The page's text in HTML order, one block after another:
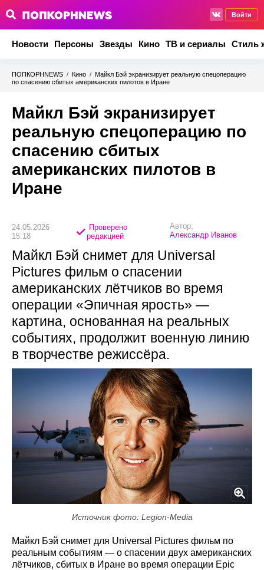
Войти
Новости Персоны Звезды Кино ТВ и сериалы Стиль
ПОПКОРНNEWS / Кино / Майкл Бэй экранизирует реальную спецоперацию
по спасению сбитых американских пилотов в Иране
Майкл Бэй экранизирует
реальную спецоперацию по
спасению сбитых
американских пилотов в
Иране
24.05.2026
15:18
Проверено
редакцией
Автор:
Александр Иванов
Майкл Бэй снимет для Universal
Pictures фильм о спасении
американских лётчиков во время
операции «Эпичная ярость» —
картина, основанная на реальных
событиях, продолжит военную линию
в творчестве режиссёра.
Источник фото: Legion-Media
Майкл Бэй снимет для Universal Pictures фильм по
реальным событиям — о спасении двух американских
лётчиков, сбитых в Иране во время операции Epic